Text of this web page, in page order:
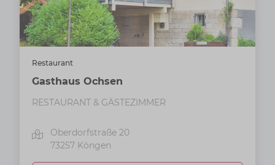
Restaurant
Gasthaus Ochsen
RESTAURANT & GÄSTEZIMMER
Oberdorfstraße 20
73257 Köngen